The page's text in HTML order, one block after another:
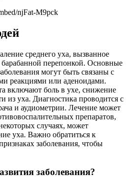
njFat-M9pck
среднего уха, вызванное
перепонкой. Основные
могут быть связаны с
реакциями или аденоидами.
включают боль в ухе, снижение
из уха. Диагностика проводится с
и аудиометрии. Лечение может
препаратов,
случаях, может
уха. Важно обратиться к
заболевания, чтобы
заболевания?